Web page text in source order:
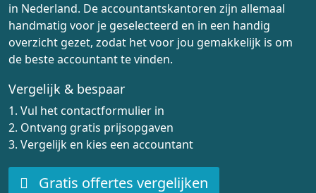
in Nederland. De accountantskantoren zijn allemaal
handmatig voor je geselecteerd en in een handig
overzicht gezet, zodat het voor jou gemakkelijk is om
de beste accountant te vinden.
Vergelijk & bespaar
1. Vul het contactformulier in
2. Ontvang gratis prijsopgaven
3. Vergelijk en kies een accountant
Gratis offertes vergelijken